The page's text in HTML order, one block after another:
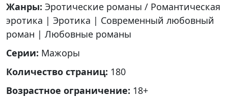
Жанры: Эротические романы / Романтическая
эротика | Эротика | Современный любовный
роман | Любовные романы
Серии: Мажоры
Количество страниц: 180
Возрастное ограничение: 18+